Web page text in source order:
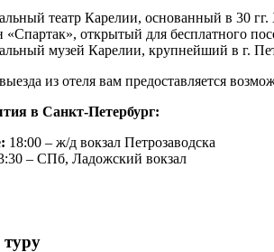
театр Карелии, основанный в 30
«Спартак», открытый для бесплатного
музей Карелии, крупнейший в г.
из отеля вам предоставляется
в Санкт-Петербург:
18:00 – ж/д вокзал Петрозаводска
– СПб, Ладожский вокзал